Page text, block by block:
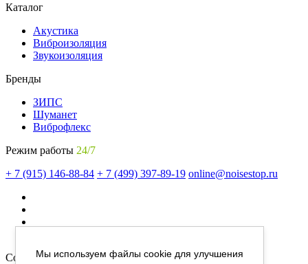
Каталог
Акустика
Виброизоляция
Звукоизоляция
Бренды
ЗИПС
Шуманет
Виброфлекс
Режим работы 24/7
+ 7 (915) 146-88-84 + 7 (499) 397-89-19 online@noisestop.ru
Copyright © noisestop.ru 2026.
Мы используем файлы cookie для улучшения